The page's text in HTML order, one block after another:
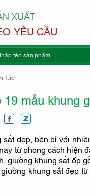
XUẤT
YÊU CẦU
tức
19 mẫu khung
sắt đẹp, bền bỉ với
từ phong cách hiện
giường khung sắt ốp
khung sắt đẹp